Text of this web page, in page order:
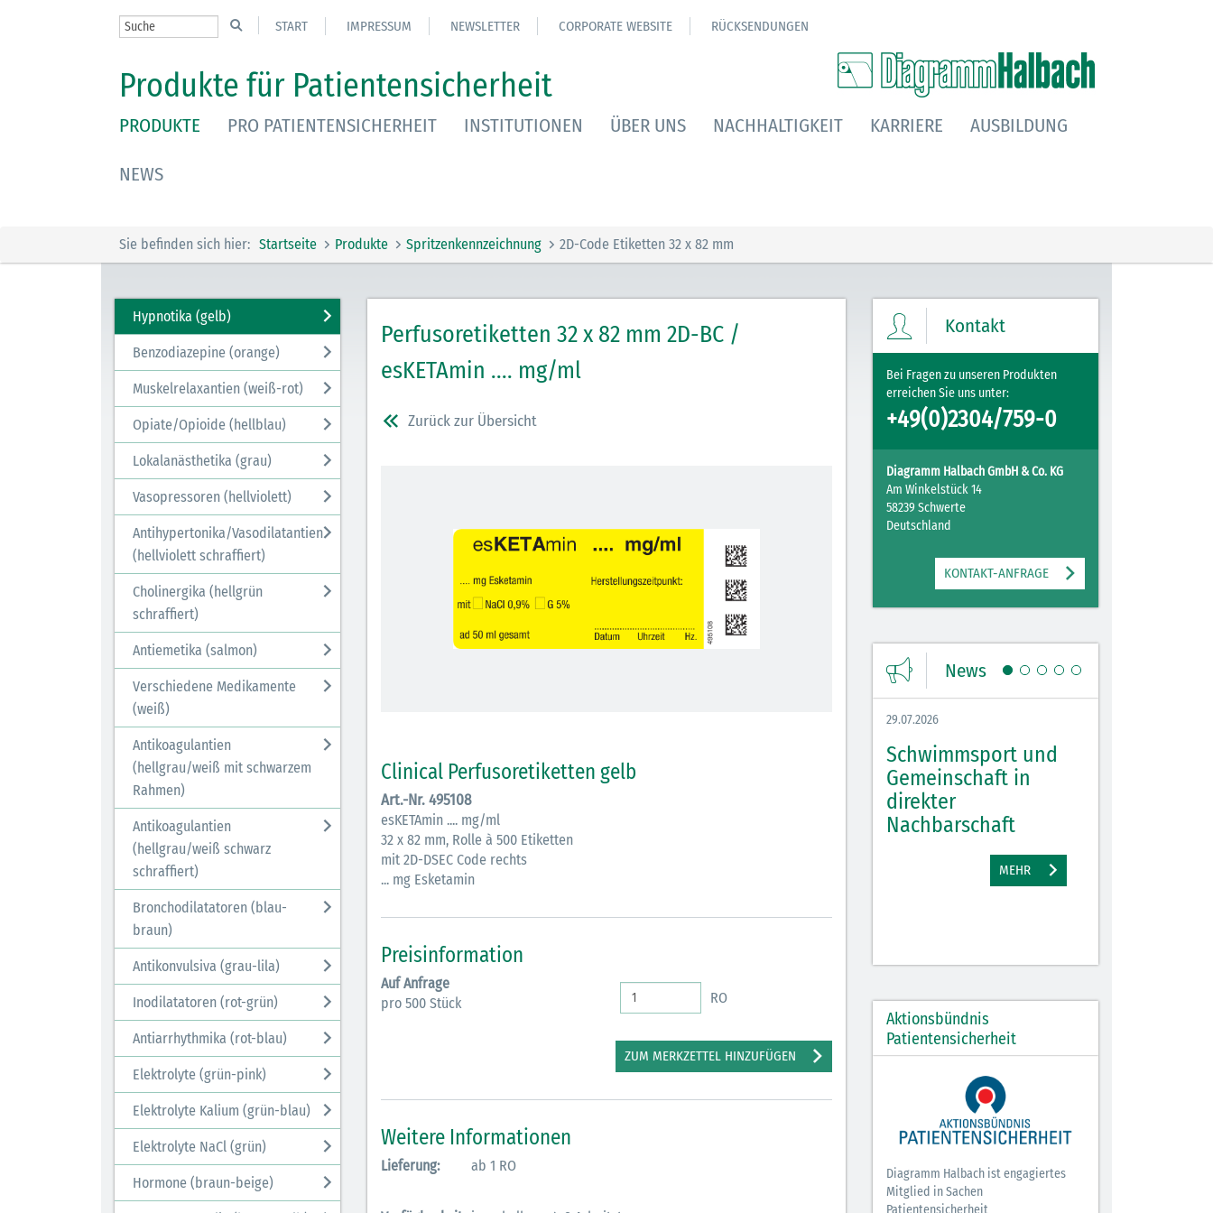
START IMPRESSUM NEWSLETTER CORPORATE WEBSITE RÜCKSENDUNGEN
Produkte für Patientensicherheit
PRODUKTE PRO PATIENTENSICHERHEIT INSTITUTIONEN ÜBER UNS NACHHALTIGKEIT KARRIERE AUSBILDUNG
NEWS
Sie befinden sich hier: Startseite Produkte Spritzenkennzeichnung 2D-Code Etiketten 32 x 82 mm
Hypnotika (gelb)
Benzodiazepine (orange)
Muskelrelaxantien (weiß-rot)
Opiate/Opioide (hellblau)
Lokalanästhetika (grau)
Vasopressoren (hellviolett)
Antihypertonika/Vasodilatantien
(hellviolett schraffiert)
Cholinergika (hellgrün
schraffiert)
Antiemetika (salmon)
Verschiedene Medikamente
(weiß)
Antikoagulantien
(hellgrau/weiß mit schwarzem
Rahmen)
Antikoagulantien
(hellgrau/weiß schwarz
schraffiert)
Bronchodilatatoren (blau-
braun)
Antikonvulsiva (grau-lila)
Inodilatatoren (rot-grün)
Antiarrhythmika (rot-blau)
Elektrolyte (grün-pink)
Elektrolyte Kalium (grün-blau)
Elektrolyte NaCl (grün)
Hormone (braun-beige)
Perfusoretiketten 32 x 82 mm 2D-BC /
esKETAmin .... mg/ml
Zurück zur Übersicht
Clinical Perfusoretiketten gelb
Art.-Nr. 495108
esKETAmin .... mg/ml
32 x 82 mm, Rolle à 500 Etiketten
mit 2D-DSEC Code rechts
... mg Esketamin
Preisinformation
Auf Anfrage
pro 500 Stück
RO
ZUM MERKZETTEL HINZUFÜGEN
Weitere Informationen
Lieferung: ab 1 RO
Kontakt
Bei Fragen zu unseren Produkten
erreichen Sie uns unter:
+49(0)2304/759-0
Diagramm Halbach GmbH & Co. KG
Am Winkelstück 14
58239 Schwerte
Deutschland
KONTAKT-ANFRAGE
News
29.07.2026
Schwimmsport und
Gemeinschaft in
direkter
Nachbarschaft
MEHR
Aktionsbündnis
Patientensicherheit
Diagramm Halbach ist engagiertes
Mitglied in Sachen
Patientensicherheit